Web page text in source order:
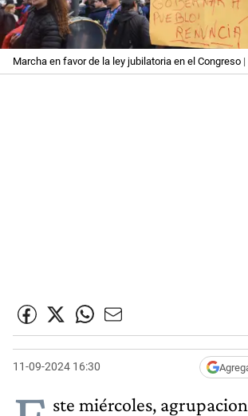
Marcha en favor de la ley jubilatoria en el Congreso
11-09-2024 16:30
ste miércoles,